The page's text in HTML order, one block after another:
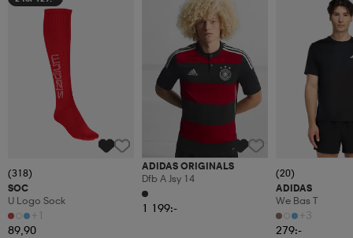
(318)
SOC
U Logo Sock
+1
89,90
ADIDAS ORIGINALS
Dfb A Jsy 14
1 199:-
(20)
ADIDAS
We Bas T
+3
279:-